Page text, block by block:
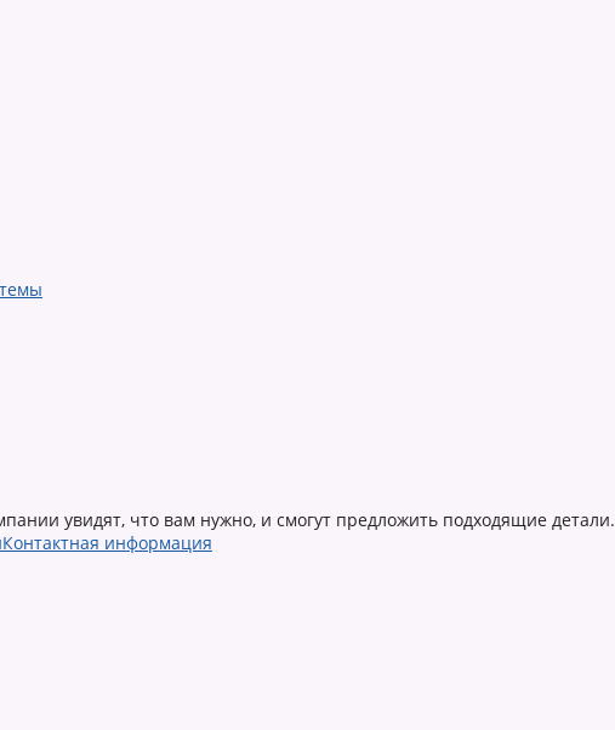
увидят, что вам нужно, и смогут предложить подходящие детали.
Контактная информация